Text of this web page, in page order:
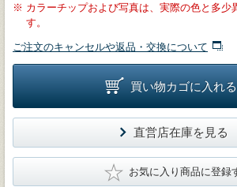
※ カラーチップおよび写真は、実際の色と多少
す。
ご注文のキャンセルや返品・交換について
買い物カゴに入れる
直営店在庫を見る
★ お気に入り商品に登録